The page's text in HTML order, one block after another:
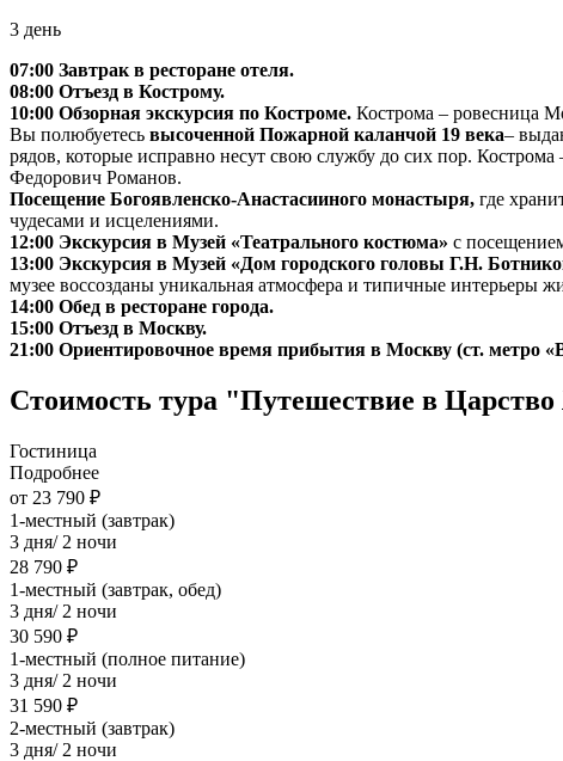
3 день
07:00 Завтрак в ресторане отеля.
08:00 Отъезд в Кострому.
10:00 Обзорная экскурсия по Костроме. Кострома – ровесница
Вы полюбуетесь высоченной Пожарной каланчой 19 века–
рядов, которые исправно несут свою службу до сих пор.
Федорович Романов.
Посещение Богоявленско-Анастасииного монастыря, где
чудесами и исцелениями.
12:00 Экскурсия в Музей «Театрального костюма» с
13:00 Экскурсия в Музей «Дом городского головы Г.Н.
музее воссозданы уникальная атмосфера и типичные интерьеры
14:00 Обед в ресторане города.
15:00 Отъезд в Москву.
21:00 Ориентировочное время прибытия в Москву (ст. метро
Стоимость тура "Путешествие в
Гостиница
Подробнее
от 23 790 ₽
1-местный (завтрак)
3 дня/ 2 ночи
28 790 ₽
1-местный (завтрак, обед)
3 дня/ 2 ночи
30 590 ₽
1-местный (полное питание)
3 дня/ 2 ночи
31 590 ₽
2-местный (завтрак)
3 дня/ 2 ночи